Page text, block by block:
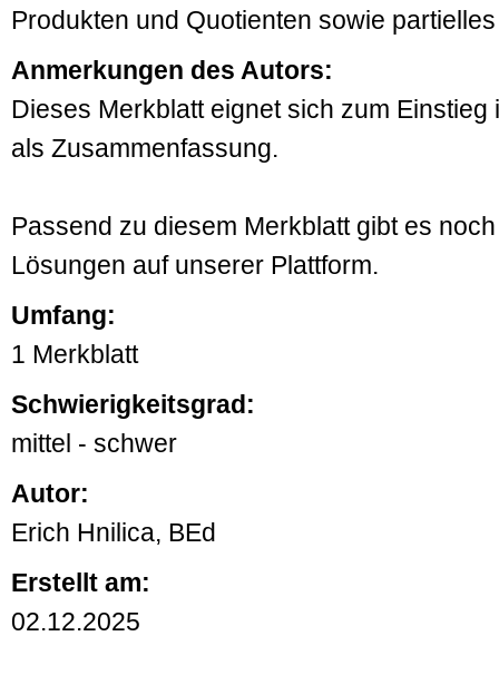
Produkten und Quotienten sowie
Anmerkungen des Autors:
Dieses Merkblatt eignet sich zum Einstieg
als Zusammenfassung.
Passend zu diesem Merkblatt gibt es
Lösungen auf unserer Plattform.
Umfang:
1 Merkblatt
Schwierigkeitsgrad:
mittel - schwer
Autor:
Erich Hnilica, BEd
Erstellt am:
02.12.2025